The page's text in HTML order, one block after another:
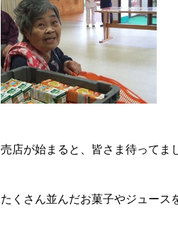
売店が始まると、皆さま待ってま
たくさん並んだお菓子やジュース